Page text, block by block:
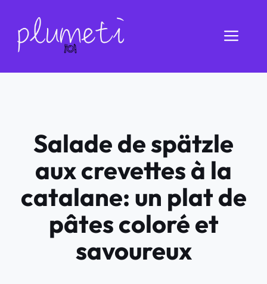
contenu
Salade de spätzle
aux crevettes à la
catalane: un plat de
pâtes coloré et
savoureux